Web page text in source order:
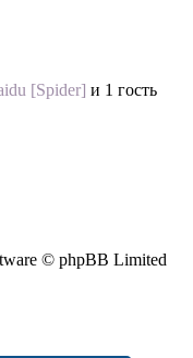
[Spider] и 1 гость
© phpBB Limited